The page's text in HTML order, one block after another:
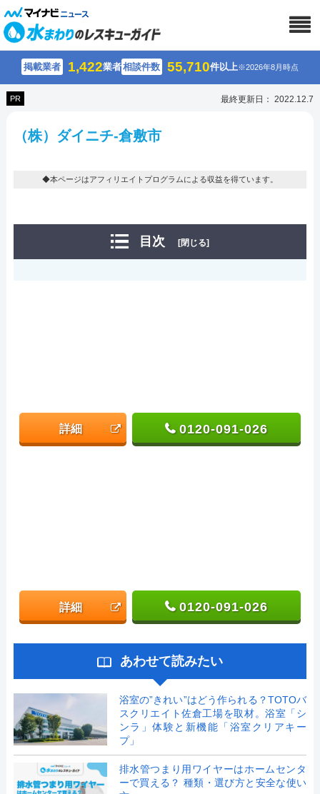
掲載業者 1,422業者相談件数 55,710件以上※2026年8月時点
PR 最終更新日： 2022.12.7
（株）ダイニチ-倉敷市
◆本ページはアフィリエイトプログラムによる収益を得ています。
目次 [閉じる]
詳細 0120-091-026
詳細 0120-091-026
あわせて読みたい
浴室の”きれい”はどう作られる？TOTOバ
スクリエイト佐倉工場を取材。浴室「シ
ンラ」体験と新機能「浴室クリアキー
プ」
排水管つまり用ワイヤーはホームセンタ
ーで買える？ 種類・選び方と安全な使い